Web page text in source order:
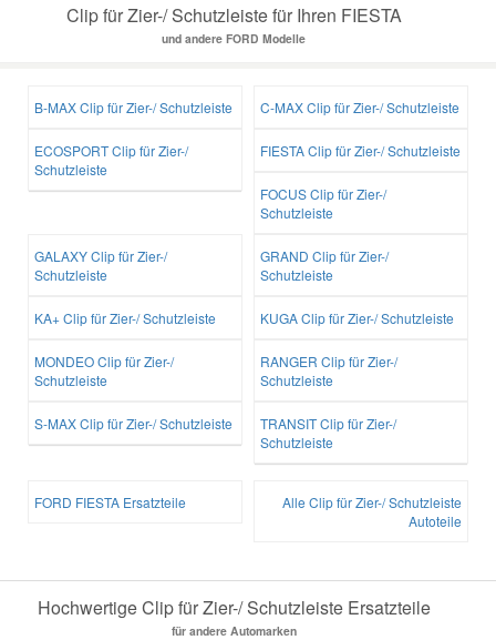
Clip für Zier-/ Schutzleiste für Ihren FIESTA
und andere FORD Modelle
B-MAX Clip für Zier-/ Schutzleiste C-MAX Clip für Zier-/ Schutzleiste
ECOSPORT Clip für Zier-/
Schutzleiste
FIESTA Clip für Zier-/ Schutzleiste
FOCUS Clip für Zier-/
Schutzleiste
GALAXY Clip für Zier-/
Schutzleiste
GRAND Clip für Zier-/
Schutzleiste
KA+ Clip für Zier-/ Schutzleiste KUGA Clip für Zier-/ Schutzleiste
MONDEO Clip für Zier-/
Schutzleiste
RANGER Clip für Zier-/
Schutzleiste
S-MAX Clip für Zier-/ Schutzleiste
TRANSIT Clip für Zier-/
Schutzleiste
FORD FIESTA Ersatzteile
Alle Clip für Zier-/ Schutzleiste
Autoteile
Hochwertige Clip für Zier-/ Schutzleiste Ersatzteile
für andere Automarken